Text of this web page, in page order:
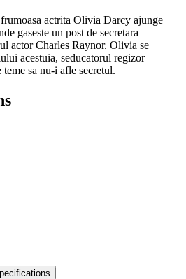
actrita Olivia Darcy ajunge
gaseste un post de secretara
actor Charles Raynor. Olivia se
acestuia, seducatorul regizor
sa nu-i afle secretul.